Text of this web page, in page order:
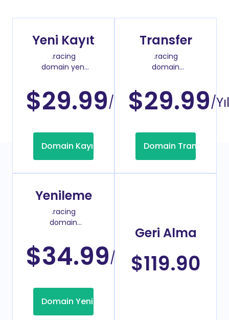
Yeni Kayıt
.racing
domain yeni
$29.99/Yıl
Domain Kayıt
Transfer
.racing
domain
$29.99/Yıl
Domain Transfer
Yenileme
.racing
domain
$34.99/Yıl
Domain Yenileme
Geri Alma
$119.90